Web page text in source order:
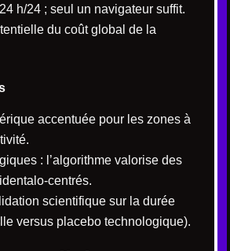
h/24 ; seul un navigateur suffit.
du coût global de la
accentuée pour les zones à
: l’algorithme valorise des
centrés.
scientifique sur la durée
versus placebo technologique).